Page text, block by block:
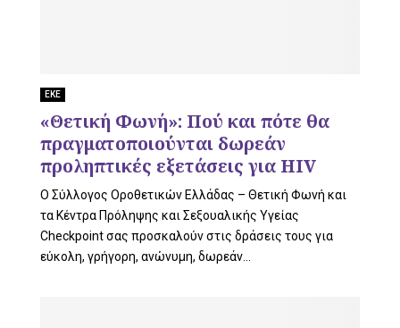
ΕΚΕ
«Θετική Φωνή»: Πού και πότε θα
πραγματοποιούνται δωρεάν
προληπτικές εξετάσεις για HIV
Ο Σύλλογος Οροθετικών Ελλάδας – Θετική Φωνή και
τα Κέντρα Πρόληψης και Σεξουαλικής Υγείας
Checkpoint σας προσκαλούν στις δράσεις τους για
εύκολη, γρήγορη, ανώνυμη, δωρεάν...